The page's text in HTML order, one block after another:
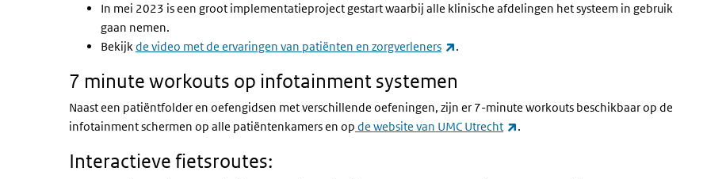
In mei 2023 is een groot implementatieproject gestart waarbij alle klinische afdelingen het systeem in gebruik
gaan nemen.
Bekijkde video met de ervaringen van patiënten en zorgverleners (externe link)
.
7 minute workouts op infotainment systemen
Naast een patiëntfolder en oefengidsen met verschillende oefeningen, zijn er 7-minute workouts beschikbaar op de
infotainment schermen op alle patiëntenkamers en op de website van UMC Utrecht (externe link)
.
Interactieve fietsroutes: